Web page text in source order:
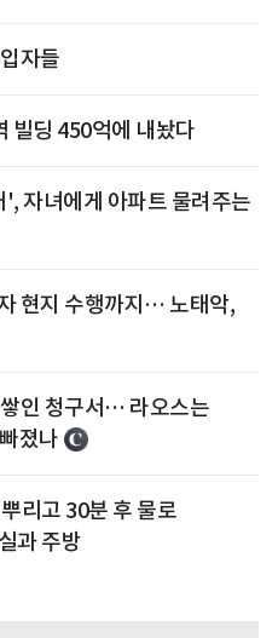
자들
빌딩 450억에 내놨다
자녀에게 아파트 물려주는
현지 수행까지… 노태악,
인 청구서… 라오스는
졌나
리고 30분 후 물로
과 주방